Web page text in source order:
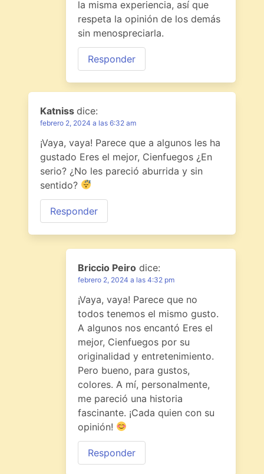
la misma experiencia, así que
respeta la opinión de los demás
sin menospreciarla.
Responder
Katniss dice:
febrero 2, 2024 a las 6:32 am
¡Vaya, vaya! Parece que a algunos les ha
gustado Eres el mejor, Cienfuegos ¿En
serio? ¿No les pareció aburrida y sin
sentido?
Responder
Briccio Peiro dice:
febrero 2, 2024 a las 4:32 pm
¡Vaya, vaya! Parece que no
todos tenemos el mismo gusto.
A algunos nos encantó Eres el
mejor, Cienfuegos por su
originalidad y entretenimiento.
Pero bueno, para gustos,
colores. A mí, personalmente,
me pareció una historia
fascinante. ¡Cada quien con su
opinión!
Responder